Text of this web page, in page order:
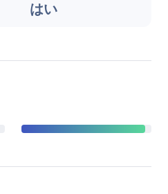
はい